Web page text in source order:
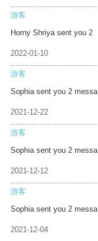
游客
Horny Shriya sent you 2
2022-01-10
游客
Sophia sent you 2 messa
2021-12-22
游客
Sophia sent you 2 messa
2021-12-12
游客
Sophia sent you 2 messa
2021-12-04